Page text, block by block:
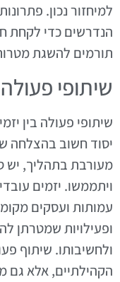
למיחזור נכון.
הנדרשים כדי לקחת
תורמים להשגת
שיתופי
שיתופי פעולה בין
יסוד חשוב בהצלחה
מעורבת בתהליך, יש
ויתממשו. יזמים
עמותות ועסקים
ופעילויות שמטרתן
ולחשיבותו. שיתוף
הקהילתיים, אלא גם